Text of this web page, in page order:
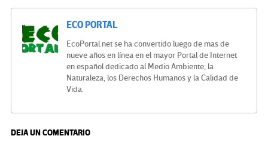
ECO PORTAL
EcoPortal.net se ha convertido luego de mas de
nueve años en línea en el mayor Portal de Internet
en español dedicado al Medio Ambiente, la
Naturaleza, los Derechos Humanos y la Calidad de
Vida.
DEJA UN COMENTARIO